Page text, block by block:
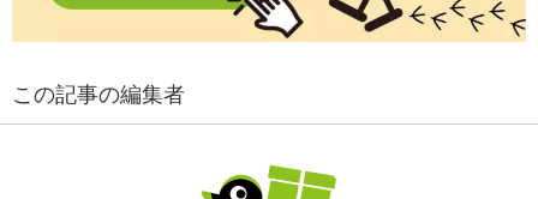
この記事の編集者